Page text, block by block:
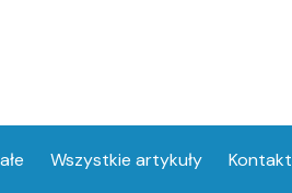
Wszystkie artykuły Kontakt